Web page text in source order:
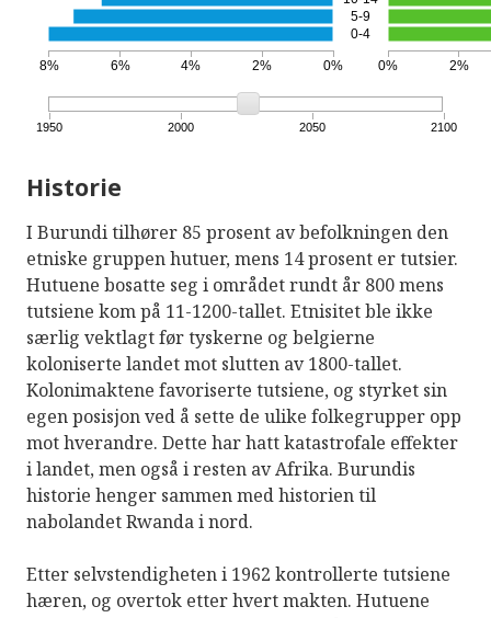
0-4
5-9
0%
2%
4%
6%
8% 0% 2%
1950 2000 2050 2100
Historie
I Burundi tilhører 85 prosent av befolkningen den
etniske gruppen hutuer, mens 14 prosent er tutsier.
Hutuene bosatte seg i området rundt år 800 mens
tutsiene kom på 11-1200-tallet. Etnisitet ble ikke
særlig vektlagt før tyskerne og belgierne
koloniserte landet mot slutten av 1800-tallet.
Kolonimaktene favoriserte tutsiene, og styrket sin
egen posisjon ved å sette de ulike folkegrupper opp
mot hverandre. Dette har hatt katastrofale effekter
i landet, men også i resten av Afrika. Burundis
historie henger sammen med historien til
nabolandet Rwanda i nord.
Etter selvstendigheten i 1962 kontrollerte tutsiene
hæren, og overtok etter hvert makten. Hutuene